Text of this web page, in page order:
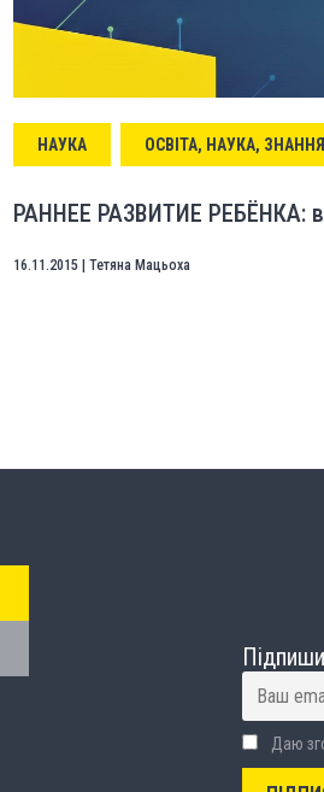
НАУКА ОСВІТА, НАУКА, ЗНАННЯ
РАННЕЕ РАЗВИТИЕ РЕБЁНКА:
16.11.2015 Тетяна Мацьоха
Даю